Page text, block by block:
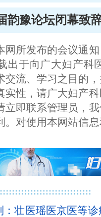
韵豫论坛闭幕致
网所发布的会议通
出于向广大妇产科
交流、学习之目的
实性，请广大妇产
立即联系管理员，
。对使用本网站信
：壮医瑶医京医等